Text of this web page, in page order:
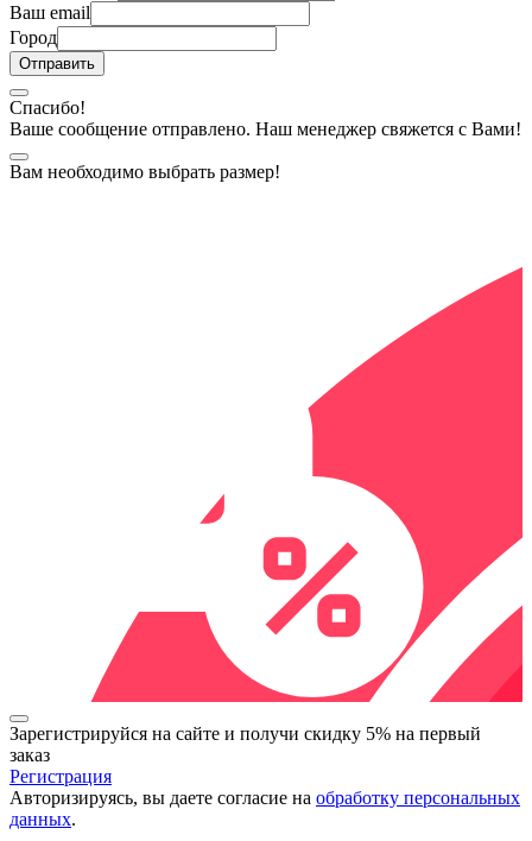
Ваш email
Город
Спасибо!
Ваше сообщение отправлено. Наш менеджер свяжется с Вами!
Вам необходимо выбрать размер!
Зарегистрируйся на сайте и получи скидку 5% на первый
заказ
Регистрация
Авторизируясь, вы даете согласие на обработку персональных
данных.